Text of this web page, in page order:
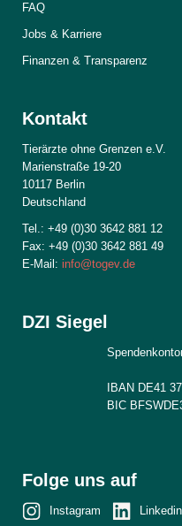
FAQ
Jobs & Karriere
Finanzen & Transparenz
Kontakt
Tierärzte ohne Grenzen e.V.
Marienstraße 19-20
10117 Berlin
Deutschland
Tel.: +49 (0)30 3642 881 12
Fax: +49 (0)30 3642 881 49
E-Mail: info@togev.de
DZI Siegel
IBAN DE41
BIC
Folge uns auf
Instagram Linkedin